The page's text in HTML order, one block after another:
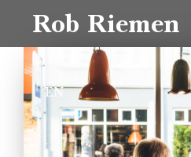
Rob Riemen
EN